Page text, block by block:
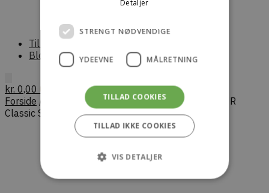
Scandinavian Edition (Herre)
Sunflower
Til boligen
Blog
kr. 0,00
Forside / Sweatshirts /DRÔLE DE MONSIEUR
Classic Slogan Sweatshirt – Black
Detaljer
STRENGT NØDVENDIGE
YDEEVNE MÅLRETNING
TILLAD COOKIES
TILLAD IKKE COOKIES
VIS DETALJER